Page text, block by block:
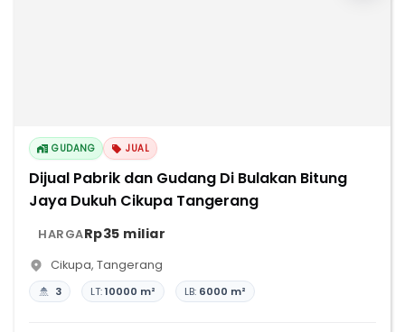
GUDANG JUAL
Dijual Pabrik dan Gudang Di Bulakan Bitung
Jaya Dukuh Cikupa Tangerang
HARGARp35 miliar
Cikupa, Tangerang
3 LT:10000 m² LB: 6000 m²